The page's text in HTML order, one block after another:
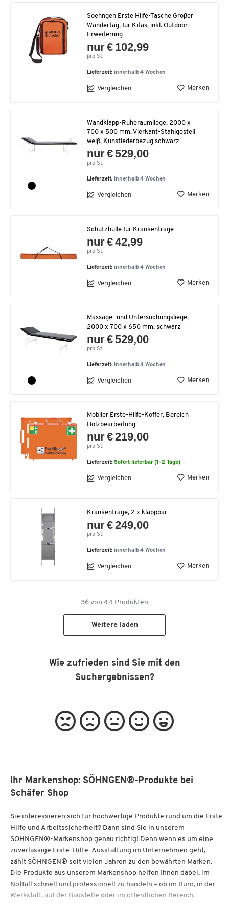
Soehngen Erste Hilfe-Tasche Großer
Wandertag, für Kitas, inkl. Outdoor-
Erweiterung
nur € 102,99
pro St.
Lieferzeit: innerhalb 4 Wochen
Vergleichen Merken
Wandklapp-Ruheraumliege, 2000 x
700 x 500 mm, Vierkant-Stahlgestell
weiß, Kunstlederbezug schwarz
nur € 529,00
pro St.
Lieferzeit: innerhalb 4 Wochen
Vergleichen Merken
Schutzhülle für Krankentrage
nur € 42,99
pro St.
Lieferzeit: innerhalb 4 Wochen
Vergleichen Merken
Massage- und Untersuchungsliege,
2000 x 700 x 650 mm, schwarz
nur € 529,00
pro St.
Lieferzeit: innerhalb 4 Wochen
Vergleichen Merken
Mobiler Erste-Hilfe-Koffer, Bereich
Holzbearbeitung
nur € 219,00
pro St.
Lieferzeit:Sofort lieferbar (1-2 Tage)
Vergleichen Merken
Krankentrage, 2 x klappbar
nur € 249,00
pro St.
Lieferzeit: innerhalb 4 Wochen
Vergleichen Merken
36 von 44 Produkten
Weitere laden
Wie zufrieden sind Sie mit den
Suchergebnissen?
Ihr Markenshop: SÖHNGEN®-Produkte bei
Schäfer Shop
Sie interessieren sich für hochwertige Produkte rund um die Erste
Hilfe und Arbeitssicherheit? Dann sind Sie in unserem
SÖHNGEN®-Markenshop genau richtig! Denn wenn es um eine
zuverlässige Erste-Hilfe-Ausstattung im Unternehmen geht,
zählt SÖHNGEN® seit vielen Jahren zu den bewährten Marken.
Die Produkte aus unserem Markenshop helfen Ihnen dabei, im
Notfall schnell und professionell zu handeln – ob im Büro, in der
Werkstatt, auf der Baustelle oder im öffentlichen Bereich.